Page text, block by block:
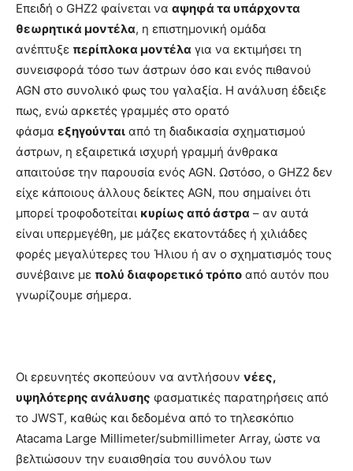
Επειδή ο GHZ2 φαίνεται να αψηφά τα υπάρχοντα
θεωρητικά μοντέλα, η επιστημονική ομάδα
ανέπτυξε περίπλοκα μοντέλα για να εκτιμήσει τη
συνεισφορά τόσο των άστρων όσο και ενός πιθανού
AGN στο συνολικό φως του γαλαξία. Η ανάλυση έδειξε
πως, ενώ αρκετές γραμμές στο ορατό
φάσμα εξηγούνται από τη διαδικασία σχηματισμού
άστρων, η εξαιρετικά ισχυρή γραμμή άνθρακα
απαιτούσε την παρουσία ενός AGN. Ωστόσο, ο GHZ2 δεν
είχε κάποιους άλλους δείκτες AGN, που σημαίνει ότι
μπορεί τροφοδοτείται κυρίως από άστρα – αν αυτά
είναι υπερμεγέθη, με μάζες εκατοντάδες ή χιλιάδες
φορές μεγαλύτερες του Ήλιου ή αν ο σχηματισμός τους
συνέβαινε με πολύ διαφορετικό τρόπο από αυτόν που
γνωρίζουμε σήμερα.
Οι ερευνητές σκοπεύουν να αντλήσουν νέες,
υψηλότερης ανάλυσης φασματικές παρατηρήσεις από
το JWST, καθώς και δεδομένα από το τηλεσκόπιο
Atacama Large Millimeter/submillimeter Array, ώστε να
βελτιώσουν την ευαισθησία του συνόλου των